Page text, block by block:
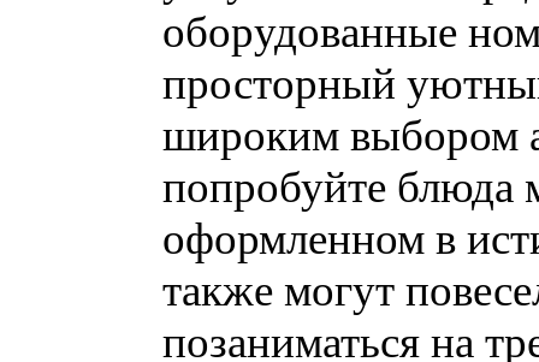
оборудованные
просторный
широким выбором
попробуйте блюда
оформленном в
также могут
позаниматься на